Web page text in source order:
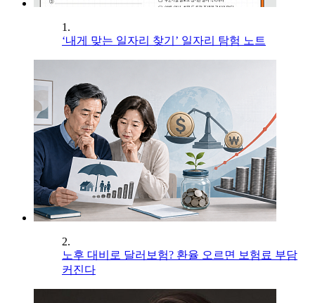
1.
‘내게 맞는 일자리 찾기’ 일자리 탐험 노트
2.
노후 대비로 달러보험? 환율 오르면 보험료 부담
커진다